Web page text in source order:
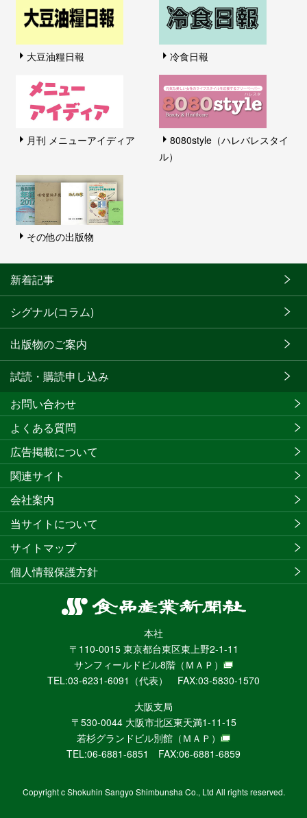
大豆油糧日報 冷食日報
月刊 メニューアイディア
8080style（ハレバレスタイ
ル）
その他の出版物
新着記事
シグナル(コラム)
出版物のご案内
試読・購読申し込み
食
産
業
新
聞
社
ニ
ュ
ー
WEB
本社
〒110-0015 東京都台東区東上野2-1-11
サンフィールドビル8階 （ＭＡＰ）
TEL:03-6231-6091（代表） FAX:03-5830-1570
大阪支局
〒530-0044 大阪市北区東天満1-11-15
若杉グランドビル別館 （ＭＡＰ）
TEL:06-6881-6851 FAX:06-6881-6859
お問い合わせ
よくある質問
広告掲載について
関連サイト
会社案内
当サイトについて
サイトマップ
個人情報保護方針
Copyright c Shokuhin Sangyo Shimbunsha Co., Ltd All rights reserved.